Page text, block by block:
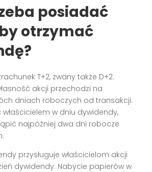
posiadać
otrzymać
T+2, zwany także D+2.
akcji przechodzi na
dniach roboczych od transakcji.
w dniu dywidendy,
najpóźniej dwa dni robocze
przysługuje właścicielom akcji
dywidendy. Nabycie papierów w